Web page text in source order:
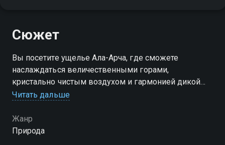
Сюжет
Вы посетите ущелье Ала-Арча, где сможете
наслаждаться величественными горами,
кристально чистым воздухом и гармонией дикой
природы
Читать дальше
Жанр
Природа